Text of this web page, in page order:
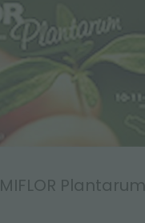
MIFLOR Plantarum